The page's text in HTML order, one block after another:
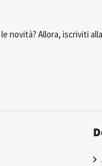
novità? Allora, iscriviti